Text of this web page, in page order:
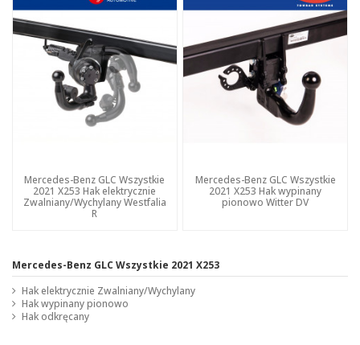
Mercedes-Benz GLC Wszystkie
2021 X253 Hak elektrycznie
Zwalniany/Wychylany Westfalia
R
Mercedes-Benz GLC Wszystkie
2021 X253 Hak wypinany
pionowo Witter DV
Mercedes-Benz GLC Wszystkie 2021 X253
Hak elektrycznie Zwalniany/Wychylany
Hak wypinany pionowo
Hak odkręcany